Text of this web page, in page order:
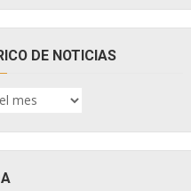
DE NOTICIAS